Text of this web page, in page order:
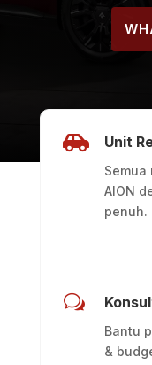
 Unit
Semua
AION
penuh.
w
Bantu
&